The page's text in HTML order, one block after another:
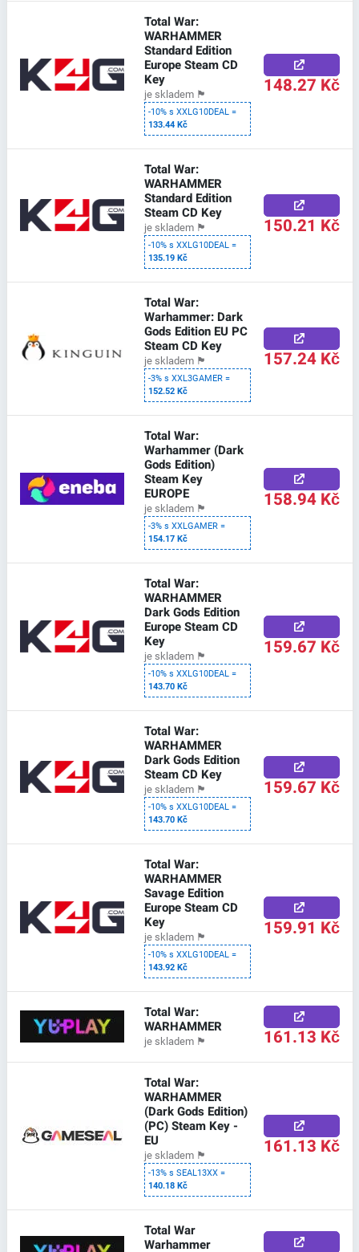
Total War:
WARHAMMER
Standard Edition
Europe Steam CD
Key
je skladem 🏴
-10% s XXLG10DEAL =
133.44 Kč
148.27 Kč
Total War:
WARHAMMER
Standard Edition
Steam CD Key
je skladem 🏴
-10% s XXLG10DEAL =
135.19 Kč
150.21 Kč
Total War:
Warhammer: Dark
Gods Edition EU PC
Steam CD Key
je skladem 🏴
-3% s XXL3GAMER =
152.52 Kč
157.24 Kč
Total War:
Warhammer (Dark
Gods Edition)
Steam Key
EUROPE
je skladem 🏴
-3% s XXLGAMER =
154.17 Kč
158.94 Kč
Total War:
WARHAMMER
Dark Gods Edition
Europe Steam CD
Key
je skladem 🏴
-10% s XXLG10DEAL =
143.70 Kč
159.67 Kč
Total War:
WARHAMMER
Dark Gods Edition
Steam CD Key
je skladem 🏴
-10% s XXLG10DEAL =
143.70 Kč
159.67 Kč
Total War:
WARHAMMER
Savage Edition
Europe Steam CD
Key
je skladem 🏴
-10% s XXLG10DEAL =
143.92 Kč
159.91 Kč
Total War:
WARHAMMER
je skladem 🏴 161.13 Kč
Total War:
WARHAMMER
(Dark Gods Edition)
(PC) Steam Key -
EU
je skladem 🏴
-13% s SEAL13XX =
140.18 Kč
161.13 Kč
Total War
Warhammer